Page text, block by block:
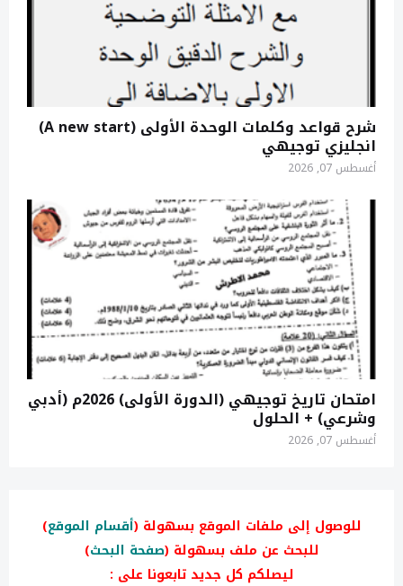
شرح قواعد وكلمات الوحدة الأولى (A new start)
انجليزي توجيهي
أغسطس 07, 2026
امتحان تاريخ توجيهي (الدورة الأولى) 2026م (أدبي
وشرعي) + الحلول
أغسطس 07, 2026
للوصول إلى ملفات الموقع بسهولة (أقسام الموقع)
للبحث عن ملف بسهولة (صفحة البحث)
ليصلكم كل جديد تابعونا على :